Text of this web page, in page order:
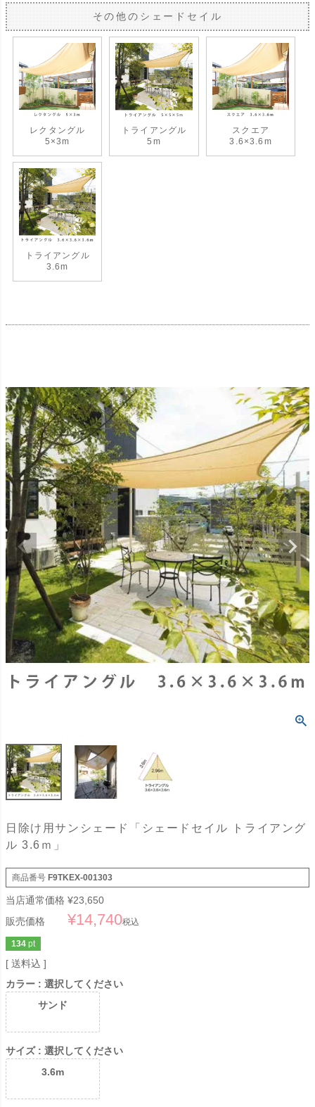
その他のシェードセイル
レクタングル
5×3m
トライアングル
5m
スクエア
3.6×3.6m
トライアングル
3.6m
日除け用サンシェード「シェードセイル トライアング
ル 3.6ｍ」
商品番号 F9TKEX-001303
当店通常価格 ¥23,650
販売価格
¥14,740税込
134 pt
送料込
カラー
選択してください
サンド
サイズ
選択してください
3.6m